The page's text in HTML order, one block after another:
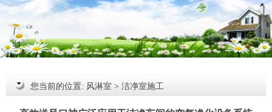
您当前的位置: 风淋室 > 洁净室施工